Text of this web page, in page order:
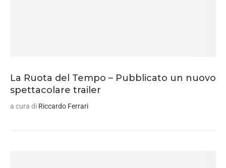
La Ruota del Tempo – Pubblicato un nuovo
spettacolare trailer
a cura di Riccardo Ferrari